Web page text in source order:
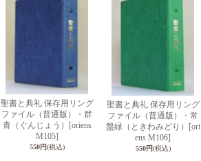
聖書と典礼 保存用リング
ファイル（普通版）・群
青（ぐんじょう）
[oriens
M105]
550円(税込)
聖書と典礼 保存用リング
ファイル（普通版）・常
盤緑（ときわみどり）
[ori
ens M106]
550円(税込)